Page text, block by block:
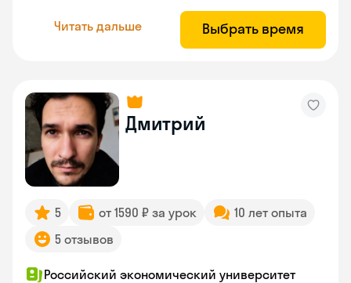
Читать дальше Выбрать время
Дмитрий
5 от 1590 ₽ за урок
10 лет опыта
5 отзывов
Российский экономический университет